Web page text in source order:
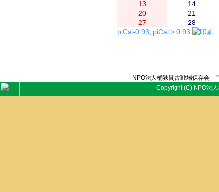
13
14
20
21
27
28
piCal-0.93, piCal > 0.93
NPO法人桶狭間古戦場保存
Copyright (C) NPO法